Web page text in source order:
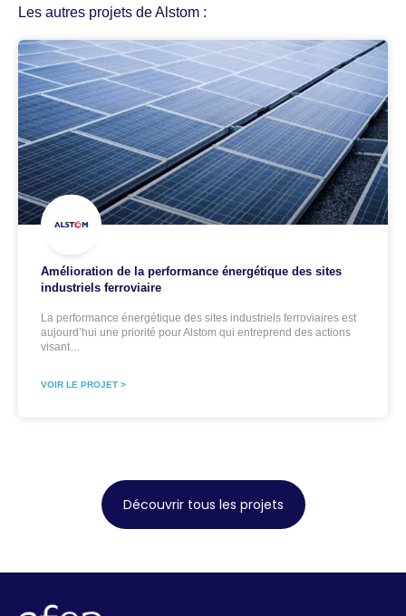
Les autres projets de Alstom :
Amélioration de la performance énergétique des sites
industriels ferroviaire
La performance énergétique des sites industriels ferroviaires est
aujourd’hui une priorité pour Alstom qui entreprend des actions
visant…
VOIR LE PROJET >
Découvrir tous les projets